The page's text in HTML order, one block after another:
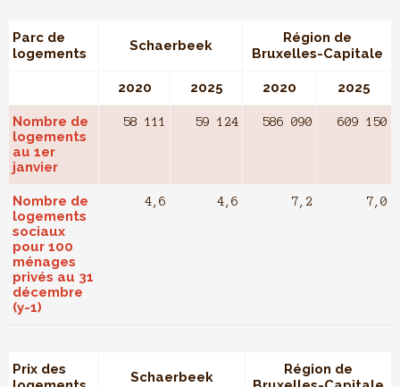
Parc de
logements
Schaerbeek
Région de
Bruxelles-Capitale
2020 2025 2020 2025
Nombre de
logements
au 1er
janvier
58 111 59 124 586 090 609 150
Nombre de
logements
sociaux
pour 100
ménages
privés au 31
décembre
(y-1)
4,6 4,6 7,2 7,0
Prix des
Schaerbeek
Région de